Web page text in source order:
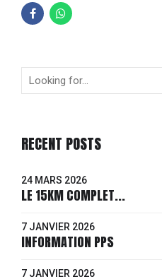
RECENT POSTS
24 MARS 2026
LE 15KM COMPLET...
7 JANVIER 2026
INFORMATION PPS
7 JANVIER 2026